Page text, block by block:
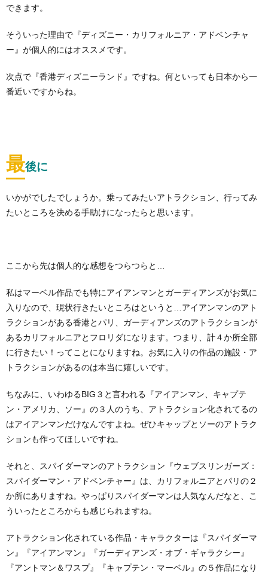
できます。
そういった理由で『ディズニー・カリフォルニア・アドベンチャ
ー』が個人的にはオススメです。
次点で『香港ディズニーランド』ですね。何といっても日本から一
番近いですからね。
最後に
いかがでしたでしょうか。乗ってみたいアトラクション、行ってみ
たいところを決める手助けになったらと思います。
ここから先は個人的な感想をつらつらと…
私はマーベル作品でも特にアイアンマンとガーディアンズがお気に
入りなので、現状行きたいところはというと…アイアンマンのアト
ラクションがある香港とパリ、ガーディアンズのアトラクションが
あるカリフォルニアとフロリダになります。つまり、計４か所全部
に行きたい！ってことになりますね。お気に入りの作品の施設・ア
トラクションがあるのは本当に嬉しいです。
ちなみに、いわゆるBIG３と言われる『アイアンマン、キャプテ
ン・アメリカ、ソー』の３人のうち、アトラクション化されてるの
はアイアンマンだけなんですよね。ぜひキャップとソーのアトラク
ションも作ってほしいですね。
それと、スパイダーマンのアトラクション『ウェブスリンガーズ：
スパイダーマン・アドベンチャー』は、カリフォルニアとパリの２
か所にありますね。やっぱりスパイダーマンは人気なんだなと、こ
ういったところからも感じられますね。
アトラクション化されている作品・キャラクターは『スパイダーマ
ン』『アイアンマン』『ガーディアンズ・オブ・ギャラクシー』
『アントマン＆ワスプ』『キャプテン・マーベル』の５作品になり